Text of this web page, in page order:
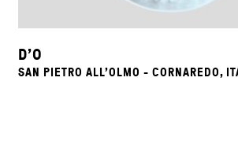
D’O
SAN PIETRO ALL'OLMO - CORNAREDO,